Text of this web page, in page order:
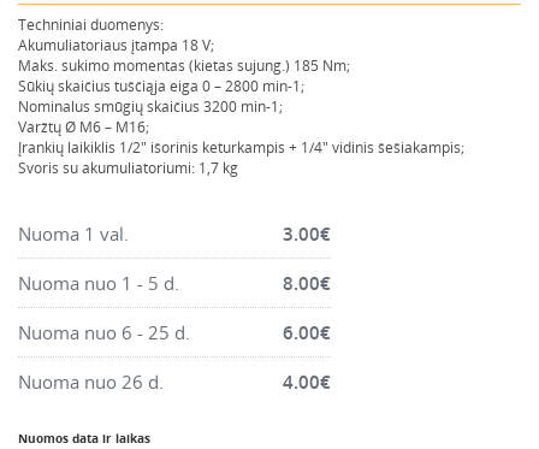
Montavimo instrumentai
Pneumatika
Pastoliai, bokšteliai, stelažai, tvoros, statramščiai,
perdangos
Plytelių, blokelių, polistirolo pjovimo įrankiai
Santechnikos įrankiai
Šildytuvai, kaloriferiai, kondicionieriai, jonizatoriai
Sodo ir miško įranga
Suvirinimo įranga
Vandens ir purvo siurbliai
Techniniai duomenys:
Akumuliatoriaus įtampa 18 V;
Maks. sukimo momentas (kietas sujung.) 185 Nm;
Sūkių skaičius tuščiąja eiga 0 – 2800 min-1;
Nominalus smūgių skaičius 3200 min-1;
Varžtų Ø M6 – M16;
Įrankių laikiklis 1/2″ išorinis keturkampis + 1/4″ vidinis šešiakampis;
Svoris su akumuliatoriumi: 1,7 kg
Nuoma 1 val. 3.00€
Nuoma nuo 1 - 5 d. 8.00€
Nuoma nuo 6 - 25 d. 6.00€
Nuoma nuo 26 d. 4.00€
Nuomos data ir laikas